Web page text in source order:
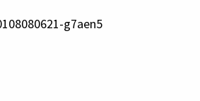
g7aen5